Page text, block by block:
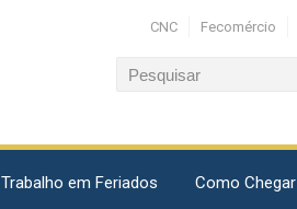
CNC Fecomércio
Trabalho em Feriados Como Chegar